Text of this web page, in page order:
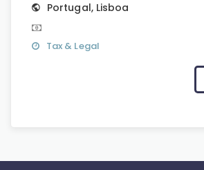
Portugal, Lisboa
Tax & Legal